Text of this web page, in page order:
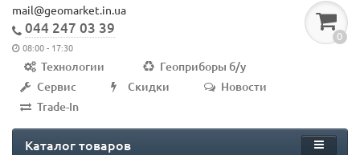
mail@geomarket.in.ua
044 247 03 39
08:00 - 17:30
0
Технологии
Геоприборы б/у
Сервис
Скидки
Новости
Trade-In
Каталог товаров